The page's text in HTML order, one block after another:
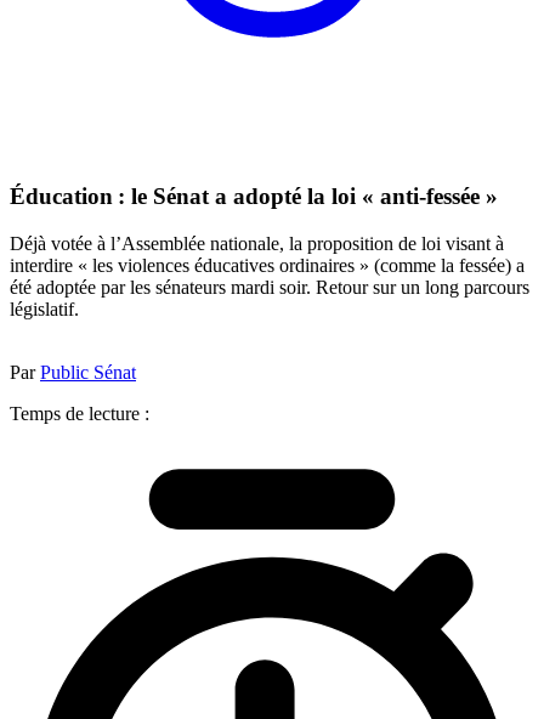
Éducation : le Sénat a adopté la loi « anti-fessée »
Déjà votée à l’Assemblée nationale, la proposition de loi visant à
interdire « les violences éducatives ordinaires » (comme la fessée) a
été adoptée par les sénateurs mardi soir. Retour sur un long parcours
législatif.
ParPublic Sénat
Temps de lecture :